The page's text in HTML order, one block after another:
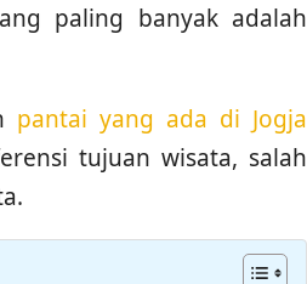
paling banyak adalah
pantai yang ada di Jogja
tujuan wisata, salah